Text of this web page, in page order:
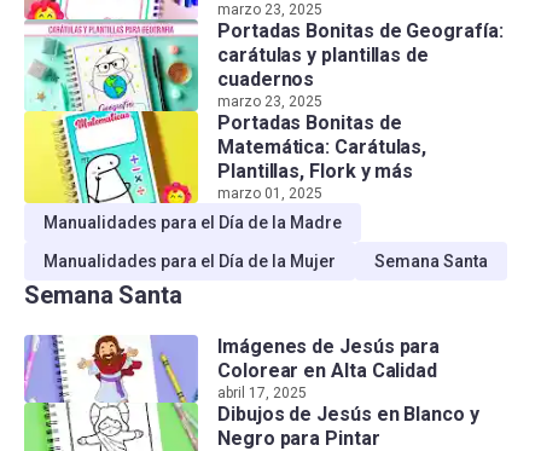
marzo 23, 2025
Portadas Bonitas de Geografía:
carátulas y plantillas de
cuadernos
marzo 23, 2025
Portadas Bonitas de
Matemática: Carátulas,
Plantillas, Flork y más
marzo 01, 2025
Manualidades para el Día de la Madre
Manualidades para el Día de la Mujer
Semana Santa
Semana Santa
Imágenes de Jesús para
Colorear en Alta Calidad
abril 17, 2025
Dibujos de Jesús en Blanco y
Negro para Pintar